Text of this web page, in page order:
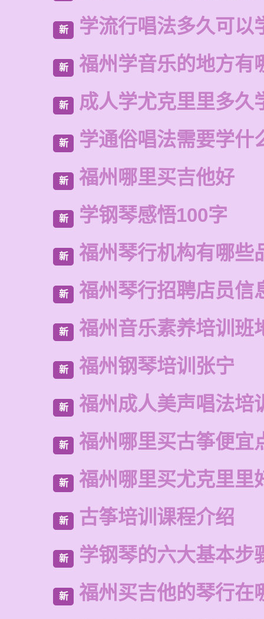
新 学流行唱法多久可以
新 福州学音乐的地方有
新 成人学尤克里里多久
新 学通俗唱法需要学什
新 福州哪里买吉他好
新 学钢琴感悟100字
新 福州琴行机构有哪些
新 福州琴行招聘店员信
新 福州音乐素养培训班
新 福州钢琴培训张宁
新 福州成人美声唱法培
新 福州哪里买古筝便宜
新 福州哪里买尤克里里
新 古筝培训课程介绍
新 学钢琴的六大基本步
新 福州买吉他的琴行在